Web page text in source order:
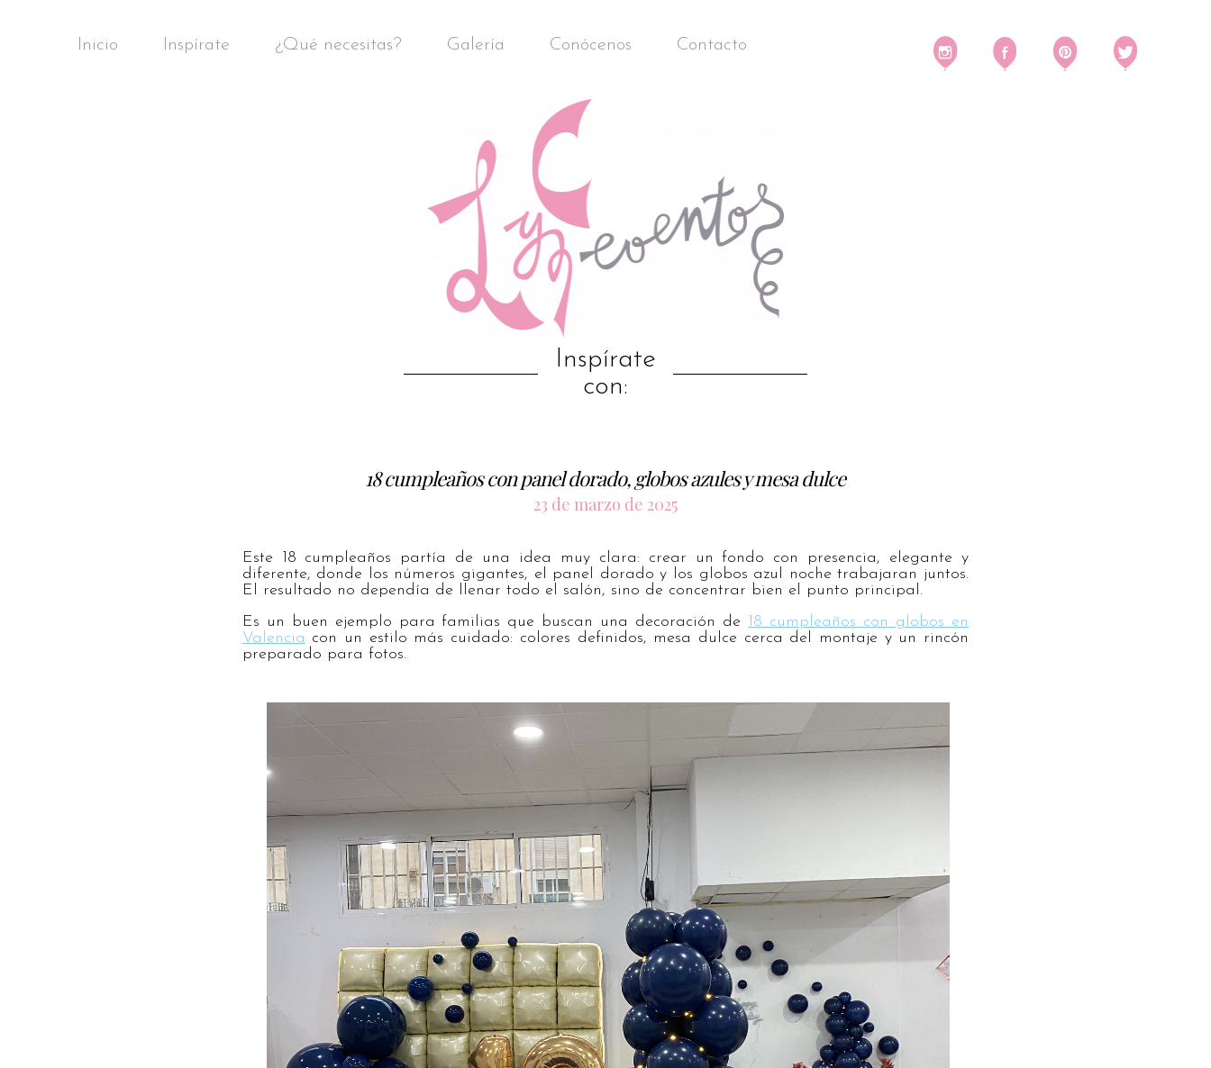
Inicio Inspírate ¿Qué necesitas? Galería Conócenos Contacto
Inspírate
con:
18 cumpleaños con panel dorado, globos azules y mesa dulce
23 de marzo de 2025
Este 18 cumpleaños partía de una idea muy clara: crear un fondo con presencia, elegante y
diferente, donde los números gigantes, el panel dorado y los globos azul noche trabajaran juntos.
El resultado no dependía de llenar todo el salón, sino de concentrar bien el punto principal.
Es un buen ejemplo para familias que buscan una decoración de 18 cumpleaños con globos en
Valencia con un estilo más cuidado: colores definidos, mesa dulce cerca del montaje y un rincón
preparado para fotos.